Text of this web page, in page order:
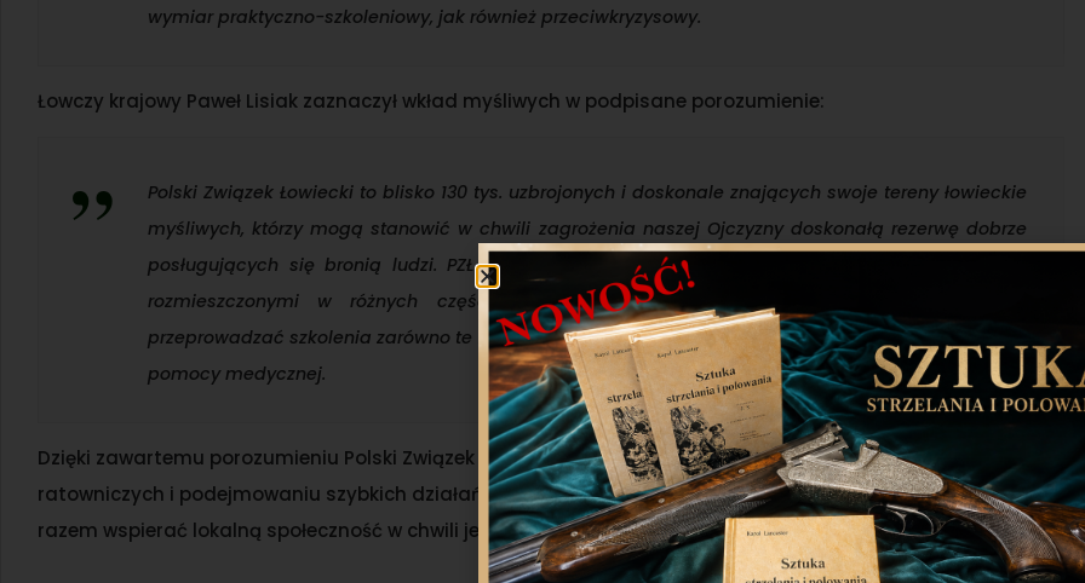
wymiar praktyczno-szkoleniowy, jak również przeciwkryzysowy.
Łowczy krajowy Paweł Lisiak zaznaczył wkład myśliwych w podpisane porozumienie:
Polski Związek Łowiecki to blisko 130 tys. uzbrojonych i doskonale znających swoje tereny łowieckie
myśliwych, którzy mogą stanowić w chwili zagrożenia naszej Ojczyzny doskonałą rezerwę dobrze
posługujących się bronią ludzi. PZŁ to również organizacja, która dysponuje kilkudziesięcioma,
rozmieszczonymi w różnych częściach kraju obiektami strzeleckimi, na których można
przeprowadzać szkolenia zarówno te z zakresu posługiwania się bronią, jak i np. z zakresu pierwszej
pomocy medycznej.
Dzięki zawartemu porozumieniu Polski Związek Łowiecki zyskał doświadczonego w prowadzeniu akcji
ratowniczych i podejmowaniu szybkich działań w sytuacjach kryzysowych partnera, z którym będziemy
razem wspierać lokalną społeczność w chwili jej zagrożenia.